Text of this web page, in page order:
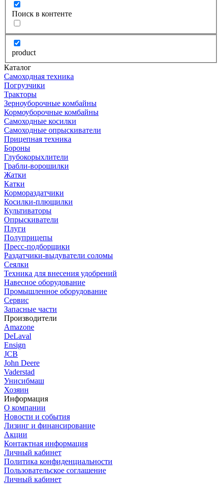
Поиск в контенте
product
Каталог
Самоходная техника
Погрузчики
Тракторы
Зерноуборочные комбайны
Кормоуборочные комбайны
Самоходные косилки
Самоходные опрыскиватели
Прицепная техника
Бороны
Глубокорыхлители
Грабли-ворошилки
Жатки
Катки
Кормораздатчики
Косилки-плющилки
Культиваторы
Опрыскиватели
Плуги
Полуприцепы
Пресс-подборщики
Раздатчики-выдуватели соломы
Сеялки
Техника для внесения удобрений
Навесное оборудование
Промышленное оборудование
Сервис
Запасные части
Производители
Amazone
DeLaval
Ensign
JCB
John Deere
Vaderstad
Унисибмаш
Хозяин
Информация
О компании
Новости и события
Лизинг и финансирование
Акции
Контактная информация
Личный кабинет
Политика конфиденциальности
Пользовательское соглашение
Личный кабинет